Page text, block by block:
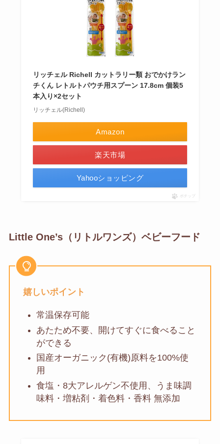
リッチェル Richell カットラリー類 おでかけラン
チくん レトルトパウチ用スプーン 17.8cm 個装5
本入り×2セット
リッチェル(Richell)
Amazon
楽天市場
Yahooショッピング
ポチップ
Little One’s（リトルワンズ）ベビーフード
嬉しいポイント
常温保存可能
あたため不要、開けてすぐに食べること
ができる
国産オーガニック(有機)原料を100%使
用
食塩・8大アレルゲン不使用、うま味調
味料・増粘剤・着色料・香料 無添加